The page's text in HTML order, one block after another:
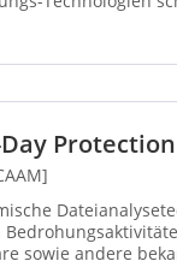
sowie andere